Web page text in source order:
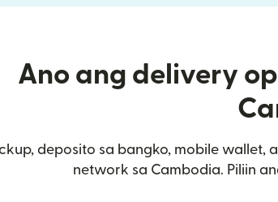
Ano ang delivery
deposito sa bangko, mobile
network sa Cambodia. Piliin